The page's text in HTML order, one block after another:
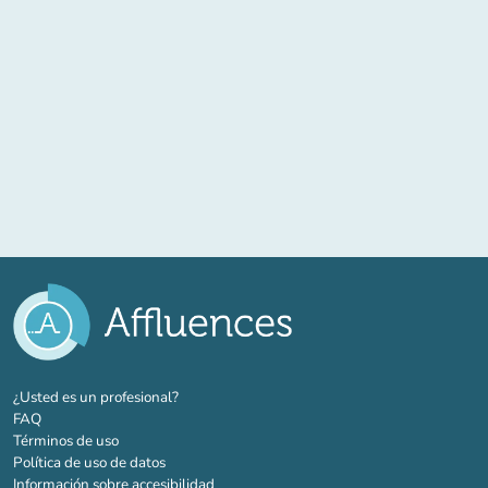
¿Usted es un profesional?(nueva pestaña)
FAQ
Términos de uso
Política de uso de datos